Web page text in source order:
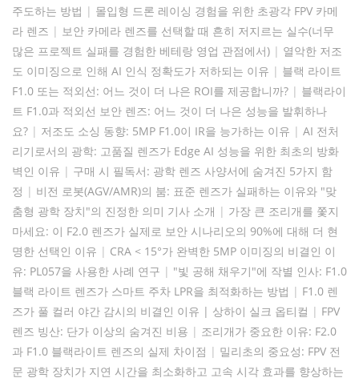
주도하는 방법 | 몰입형 드론 레이싱 경험을 위한 초광각 FPV 카메
라 렌즈 | 보안 카메라 렌즈를 선택할 때 흔히 저지르는 실수(너무
많은 프로젝트 실패를 경험한 베테랑 영업 관점에서) | 열악한 저조
도 이미징으로 인해 AI 인식 정확도가 저하되는 이유 | 블랙 라이트
F1.0 또는 적외선: 어느 것이 더 나은 ROI를 제공합니까? | 블랙라이
트 F1.0과 적외선 보안 렌즈: 어느 것이 더 나은 성능을 발휘하나
요? | 저조도 소싱 동향: 5MP F1.0이 IR을 능가하는 이유 | AI 전처
리기로서의 광학: 고품질 렌즈가 Edge AI 성능을 위한 최초의 방화
벽인 이유 | 구매 시 필독서: 광학 렌즈 사양서에 숨겨진 5가지 함
정 | 비전 로봇(AGV/AMR)의 붐: 표준 렌즈가 실패하는 이유와 "맞
춤형 광학 장치"의 진정한 의미 기사 소개 | 가장 큰 조리개를 쫓지
마세요: 이 F2.0 렌즈가 실제로 보안 시나리오의 90%에 대해 더 현
명한 선택인 이유 | CRA < 15°가 완벽한 5MP 이미징의 비결인 이
유: PL057을 사용한 사례 연구 | "빛 공해 채우기"에 작별 인사: F1.0
블랙 라이트 렌즈가 스마트 주차 LPR을 최적화하는 방법 | F1.0 렌
즈가 풀 컬러 야간 감시의 비결인 이유 | 상하이 실크 옵티컬 | FPV
렌즈 빙산: 단가 이상의 숨겨진 비용 | 조리개가 중요한 이유: F2.0
과 F1.0 블랙라이트 렌즈의 실제 차이점 | 밀리초의 중요성: FPV 전
문 광학 장치가 지연 시간을 최소화하고 고속 시각 효과를 향상하는